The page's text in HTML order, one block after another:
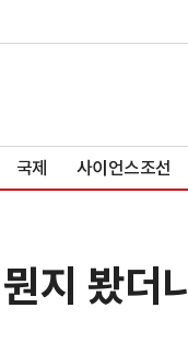
국제 사이언스조선
지 봤더니